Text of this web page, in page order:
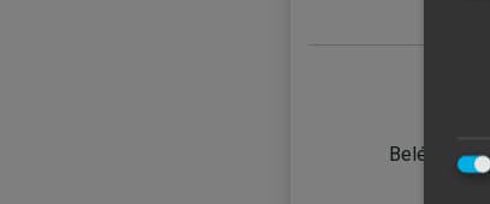
Belépés